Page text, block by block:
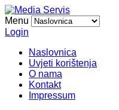
Menu
Login
Naslovnica
Uvjeti korištenja
O nama
Kontakt
Impressum